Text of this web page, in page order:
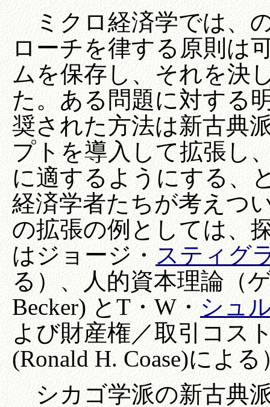
ミクロ経済学では、
ローチを律する原則は
ムを保存し、それを決
た。ある問題に対する
奨された方法は新古典
プトを導入して拡張し
に適するようにする、
経済学者たちが考えつ
の拡張の例としては、
はジョージ・スティグ
る）、人的資本理論（
Becker) とT・W・シュ
よび財産権／取引コス
(Ronald H. Coase)によ
シカゴ学派の新古典